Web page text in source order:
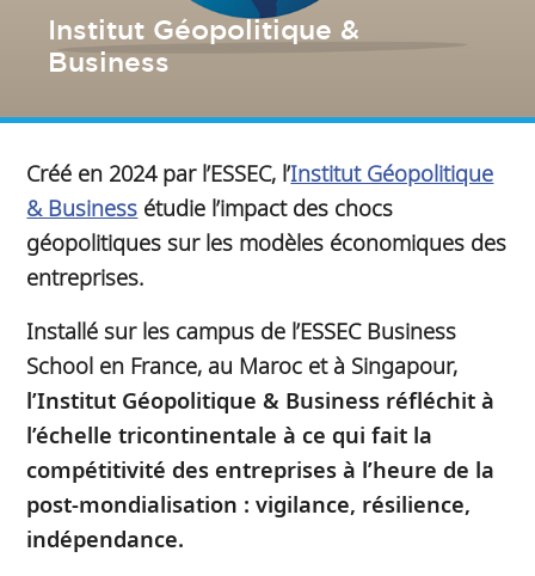
Institut Géopolitique &
Business
Créé en 2024 par l’ESSEC, l’Institut Géopolitique
& Business étudie l’impact des chocs
géopolitiques sur les modèles économiques des
entreprises.
Installé sur les campus de l’ESSEC Business
School en France, au Maroc et à Singapour,
l’Institut Géopolitique & Business réfléchit à
l’échelle tricontinentale à ce qui fait la
compétitivité des entreprises à l’heure de la
post-mondialisation : vigilance, résilience,
indépendance.